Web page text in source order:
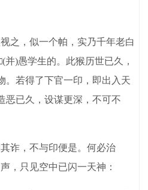
，似一个帕，实乃千年老白
)愚学生的。此猴历世已久，
。若得了下官一印，即出入天
恶已久，设谋更深，不可不
，不与印便是。何必治
，只见空中已闪一天神：